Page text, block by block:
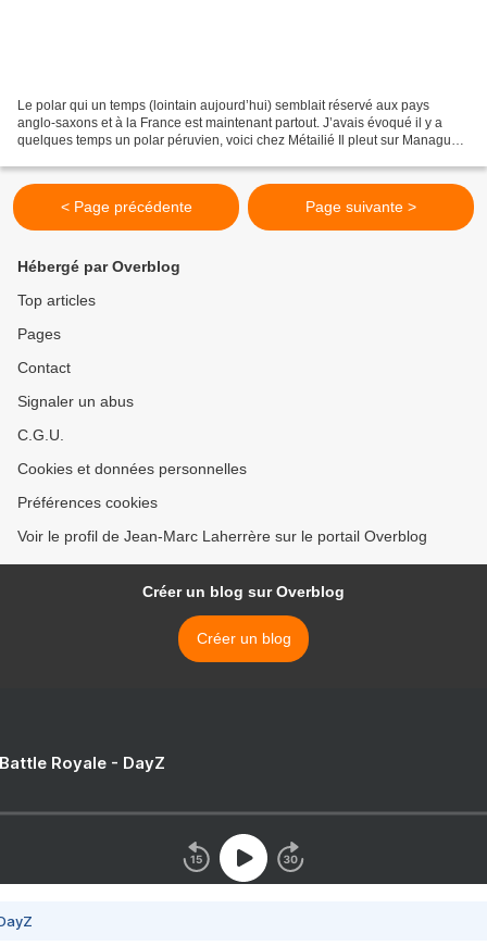
Le polar qui un temps (lointain aujourd’hui) semblait réservé aux pays
anglo-saxons et à la France est maintenant partout. J’avais évoqué il y a
quelques temps un polar péruvien, voici chez Métailié Il pleut sur Managua
< Page précédente Page suivante >
Hébergé par Overblog
Top articles
Pages
Contact
Signaler un abus
C.G.U.
Cookies et données personnelles
Préférences cookies
Voir le profil de Jean-Marc Laherrère sur le portail Overblog
Créer un blog sur Overblog
Créer un blog
Royale - DayZ